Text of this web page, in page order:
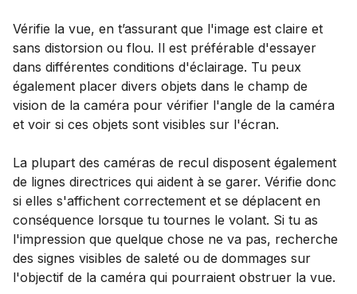
Vérifie la vue, en t’assurant que l'image est claire et
sans distorsion ou flou. Il est préférable d'essayer
dans différentes conditions d'éclairage. Tu peux
également placer divers objets dans le champ de
vision de la caméra pour vérifier l'angle de la caméra
et voir si ces objets sont visibles sur l'écran.
La plupart des caméras de recul disposent également
de lignes directrices qui aident à se garer. Vérifie donc
si elles s'affichent correctement et se déplacent en
conséquence lorsque tu tournes le volant. Si tu as
l'impression que quelque chose ne va pas, recherche
des signes visibles de saleté ou de dommages sur
l'objectif de la caméra qui pourraient obstruer la vue.